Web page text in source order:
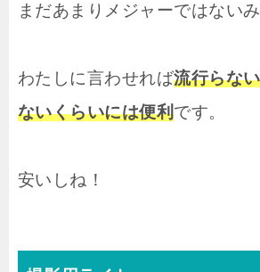
まだあまりメジャーではない
わたしに言わせれば流行らな
ないくらいには便利です。
安いしね！